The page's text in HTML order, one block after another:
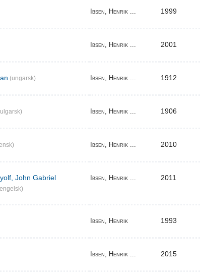
Ibsen, Henrik ... 1999
Ibsen, Henrik ... 2001
(ungarsk) Ibsen, Henrik ... 1912
Ibsen, Henrik ... 1906
Ibsen, Henrik ... 2010
John Gabriel
Ibsen, Henrik ... 2011
Ibsen, Henrik 1993
Ibsen, Henrik ... 2015